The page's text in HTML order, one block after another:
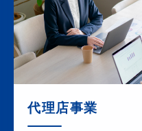
代理店事業